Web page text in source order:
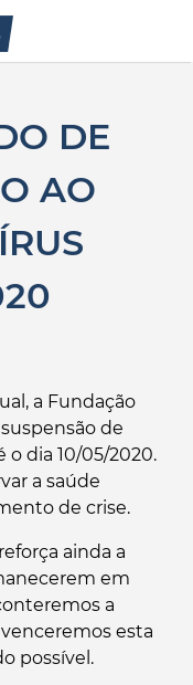
DE
AO
a Fundação
de
o dia 10/05/2020.
a saúde
de crise.
ainda a
em
a
esta
possível.